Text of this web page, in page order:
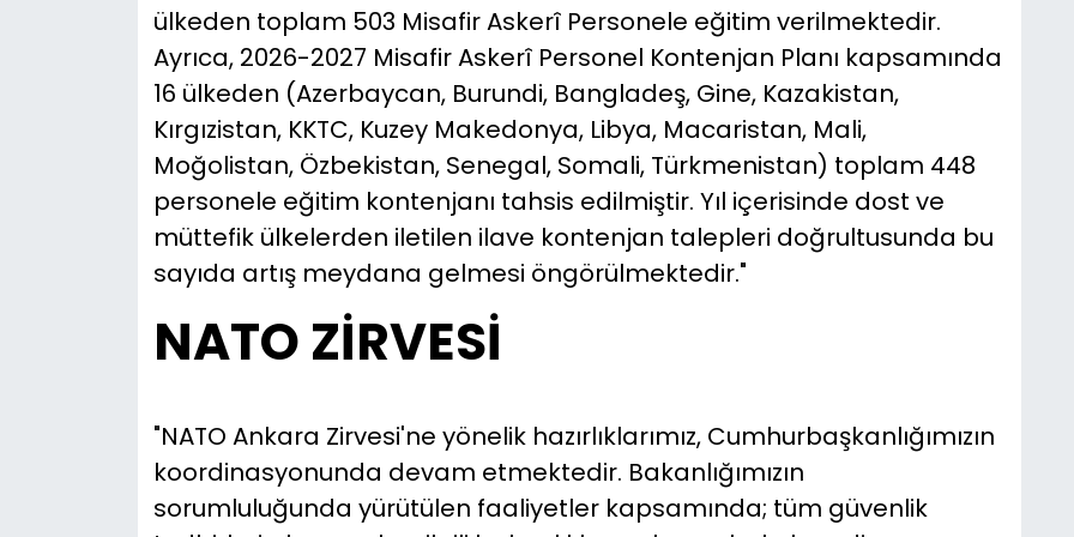
ülkeden toplam 503 Misafir Askerî Personele eğitim verilmektedir.
Ayrıca, 2026-2027 Misafir Askerî Personel Kontenjan Planı kapsamında
16 ülkeden (Azerbaycan, Burundi, Bangladeş, Gine, Kazakistan,
Kırgızistan, KKTC, Kuzey Makedonya, Libya, Macaristan, Mali,
Moğolistan, Özbekistan, Senegal, Somali, Türkmenistan) toplam 448
personele eğitim kontenjanı tahsis edilmiştir. Yıl içerisinde dost ve
müttefik ülkelerden iletilen ilave kontenjan talepleri doğrultusunda bu
sayıda artış meydana gelmesi öngörülmektedir."
NATO ZİRVESİ
"NATO Ankara Zirvesi'ne yönelik hazırlıklarımız, Cumhurbaşkanlığımızın
koordinasyonunda devam etmektedir. Bakanlığımızın
sorumluluğunda yürütülen faaliyetler kapsamında; tüm güvenlik